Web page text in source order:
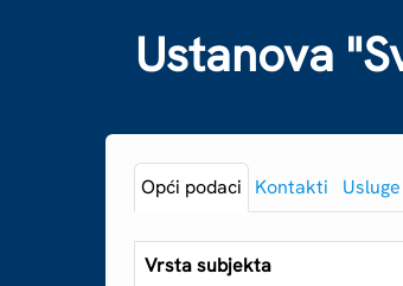
Ustanova
Opći podaci Kontakti Usluge
Vrsta subjekta